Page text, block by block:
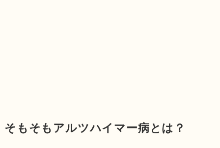
そもそもアルツハイマー病とは？